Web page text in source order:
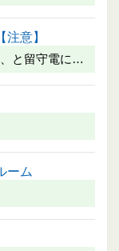
意】
と留守電に…
ーム